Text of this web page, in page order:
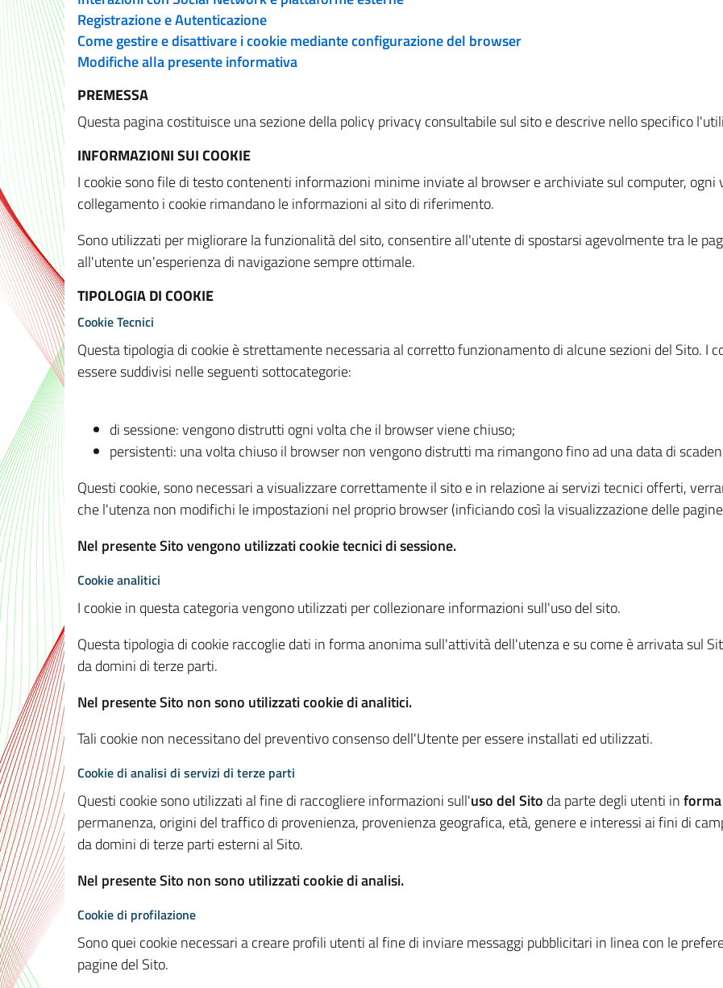
Registrazione e Autenticazione
Come gestire e disattivare i cookie mediante configurazione del browser
Modifiche alla presente informativa
PREMESSA
Questa pagina costituisce una sezione della policy privacy consultabile sul sito e descrive nello specifico
INFORMAZIONI SUI COOKIE
I cookie sono file di testo contenenti informazioni minime inviate al browser e archiviate sul computer, ogni
collegamento i cookie rimandano le informazioni al sito di riferimento.
Sono utilizzati per migliorare la funzionalità del sito, consentire all'utente di spostarsi agevolmente tra le
all'utente un'esperienza di navigazione sempre ottimale.
TIPOLOGIA DI COOKIE
Cookie Tecnici
Questa tipologia di cookie è strettamente necessaria al corretto funzionamento di alcune sezioni del Sito. I
essere suddivisi nelle seguenti sottocategorie:
di sessione: vengono distrutti ogni volta che il browser viene chiuso;
persistenti: una volta chiuso il browser non vengono distrutti ma rimangono fino ad una data di
Questi cookie, sono necessari a visualizzare correttamente il sito e in relazione ai servizi tecnici offerti,
che l'utenza non modifichi le impostazioni nel proprio browser (inficiando così la visualizzazione delle
Nel presente Sito vengono utilizzati cookie tecnici di sessione.
Cookie analitici
I cookie in questa categoria vengono utilizzati per collezionare informazioni sull'uso del sito.
Questa tipologia di cookie raccoglie dati in forma anonima sull'attività dell'utenza e su come è arrivata sul
da domini di terze parti.
Nel presente Sito non sono utilizzati cookie di analitici.
Tali cookie non necessitano del preventivo consenso dell'Utente per essere installati ed utilizzati.
Cookie di analisi di servizi di terze parti
Questi cookie sono utilizzati al fine di raccogliere informazioni sull'uso del Sito da parte degli utenti in
permanenza, origini del traffico di provenienza, provenienza geografica, età, genere e interessi ai fini di
da domini di terze parti esterni al Sito.
Nel presente Sito non sono utilizzati cookie di analisi.
Cookie di profilazione
Sono quei cookie necessari a creare profili utenti al fine di inviare messaggi pubblicitari in linea con le
pagine del Sito.